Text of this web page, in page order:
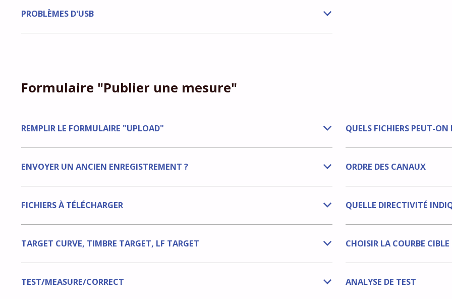
b
PROBLÈMES D'USB
Formulaire "Publier une mesure"
b
REMPLIR LE FORMULAIRE "UPLOAD" QUELS FICHIERS PEUT-ON
b
ENVOYER UN ANCIEN ENREGISTREMENT ? ORDRE DES CANAUX
b
FICHIERS À TÉLÉCHARGER QUELLE DIRECTIVITÉ
b
TARGET CURVE, TIMBRE TARGET, LF TARGET CHOISIR LA COURBE CIBLE
b
TEST/MEASURE/CORRECT ANALYSE DE TEST